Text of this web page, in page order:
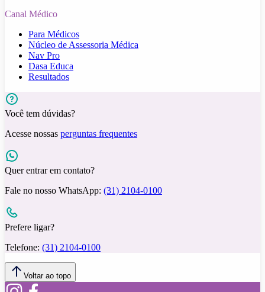
Canal Médico
Para Médicos
Núcleo de Assessoria Médica
Nav Pro
Dasa Educa
Resultados
Você tem dúvidas?
Acesse nossas perguntas frequentes
Quer entrar em contato?
Fale no nosso WhatsApp: (31) 2104-0100
Prefere ligar?
Telefone: (31) 2104-0100
Voltar ao topo